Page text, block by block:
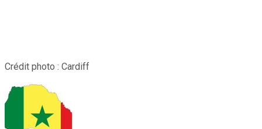
Crédit photo : Cardiff